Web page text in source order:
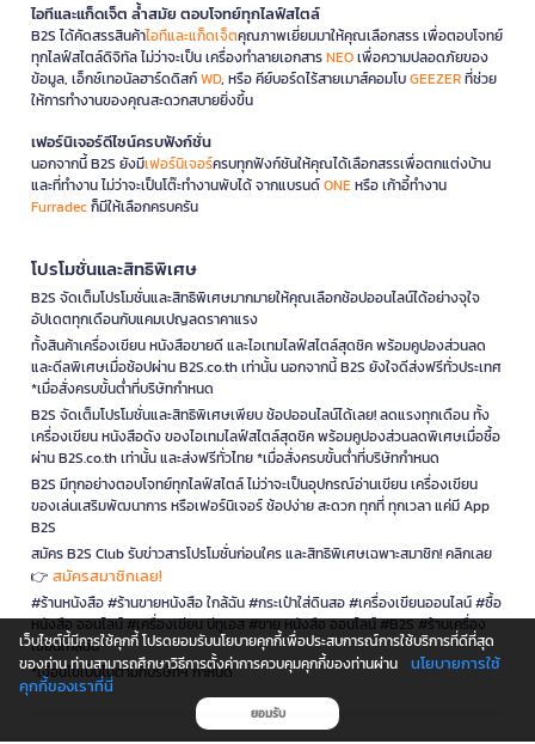
ไอทีและแก็ดเจ็ต ล้ำสมัย ตอบโจทย์ทุกไลฟ์สไตล์
B2S ได้คัดสรรสินค้าไอทีและแก็ดเจ็ตคุณภาพเยี่ยมมาให้คุณเลือกสรร เพื่อตอบโจทย์
ทุกไลฟ์สไตล์ดิจิทัล ไม่ว่าจะเป็น เครื่องทำลายเอกสารNEOเพื่อความปลอดภัยของ
ข้อมูล, เอ็กซ์เทอนัลฮาร์ดดิสก์WD, หรือ คีย์บอร์ดไร้สายเมาส์คอมโบGEEZERที่ช่วย
ให้การทำงานของคุณสะดวกสบายยิ่งขึ้น
เฟอร์นิเจอร์ดีไซน์ครบฟังก์ชั่น
นอกจากนี้ B2S ยังมีเฟอร์นิเจอร์ครบทุกฟังก์ชันให้คุณได้เลือกสรรเพื่อตกแต่งบ้าน
และที่ทำงาน ไม่ว่าจะเป็นโต๊ะทำงานพับได้ จากแบรนด์ONEหรือ เก้าอี้ทำงาน
Furradecก็มีให้เลือกครบครัน
โปรโมชั่นและสิทธิพิเศษ
B2S จัดเต็มโปรโมชั่นและสิทธิพิเศษมากมายให้คุณเลือกช้อปออนไลน์ได้อย่างจุใจ
อัปเดตทุกเดือนกับแคมเปญลดราคาแรง
ทั้งสินค้าเครื่องเขียน หนังสือขายดี และไอเทมไลฟ์สไตล์สุดชิค พร้อมคูปองส่วนลด
และดีลพิเศษเมื่อช้อปผ่าน B2S.co.th เท่านั้น นอกจากนี้ B2S ยังใจดีส่งฟรีทั่วประเทศ
*เมื่อสั่งครบขั้นต่ำที่บริษัทกำหนด
B2S จัดเต็มโปรโมชั่นและสิทธิพิเศษเพียบ ช้อปออนไลน์ได้เลย! ลดแรงทุกเดือน ทั้ง
เครื่องเขียน หนังสือดัง ของไอเทมไลฟ์สไตล์สุดชิค พร้อมคูปองส่วนลดพิเศษเมื่อซื้อ
ผ่าน B2S.co.th เท่านั้น และส่งฟรีทั่วไทย *เมื่อสั่งครบขั้นต่ำที่บริษัทกำหนด
B2S มีทุกอย่างตอบโจทย์ทุกไลฟ์สไตล์ ไม่ว่าจะเป็นอุปกรณ์อ่านเขียน เครื่องเขียน
ของเล่นเสริมพัฒนาการ หรือเฟอร์นิเจอร์ ช้อปง่าย สะดวก ทุกที่ ทุกเวลา แค่มี App
B2S
สมัคร B2S Club รับข่าวสารโปรโมชั่นก่อนใคร และสิทธิพิเศษเฉพาะสมาชิก! คลิกเลย
👉 สมัครสมาชิกเลย!
#ร้านหนังสือ #ร้านขายหนังสือ ใกล้ฉัน #กระเป๋าใส่ดินสอ #เครื่องเขียนออนไลน์ #ซื้อ
หนังสือ ออนไลน์ #เครื่องเขียน บีทูเอส #ขาย หนังสือ ออนไลน์ #B2S #ร้านเครื่อง
เขียนใกล้ฉัน
*เงื่อนไขเป็นไปตามที่บริษัทฯ กำหนด
เว็บไซต์นี้มีการใช้คุกกี้ โปรดยอมรับนโยบายคุกกี้เพื่อประสบการณ์การใช้บริการที่ดีที่สุด
ของท่าน ท่านสามารถศึกษาวิธีการตั้งค่าการควบคุมคุกกี้ของท่านผ่าน
นโยบายการใช้
คุกกี้ของเราที่นี่
ยอมรับ